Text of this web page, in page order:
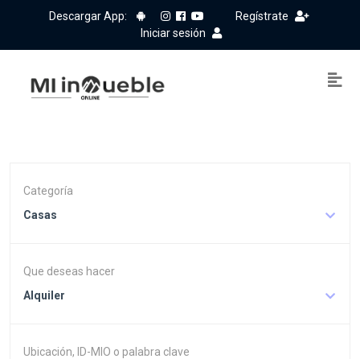
Descargar App:
Regístrate
Iniciar sesión
Categoría
Casas
Que deseas hacer
Alquiler
Ubicación, ID-MIO o palabra clave